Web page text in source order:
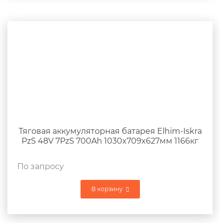
Тяговая аккумуляторная батарея Elhim-Iskra
PzS 48V 7PzS 700Ah 1030x709x627мм 1166кг
По запросу
В корзину